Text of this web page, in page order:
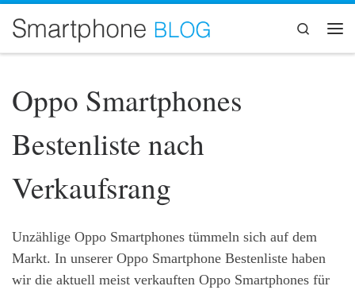
Zum Inhalt springen
Search
Oppo Smartphones
Bestenliste nach
Verkaufsrang
Unzählige Oppo Smartphones tümmeln sich auf dem
Markt. In unserer Oppo Smartphone Bestenliste haben
wir die aktuell meist verkauften Oppo Smartphones für